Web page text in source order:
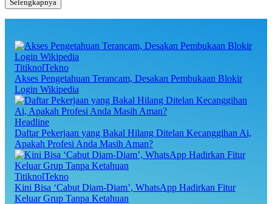
Selengkapnya
TitiknolTekno
Akses Pengetahuan Terancam, Desakan Pembukaan Blokir
Login Wikipedia
Headline
Daftar Pekerjaan yang Bakal Hilang Ditelan Kecanggihan Ai,
Apakah Profesi Anda Masih Aman?
TitiknolTekno
Kini Bisa ‘Cabut Diam-Diam’, WhatsApp Hadirkan Fitur
Keluar Grup Tanpa Ketahuan